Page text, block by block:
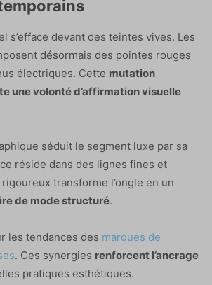
s’efface devant des teintes vives. Les
désormais des pointes rouges
électriques. Cette mutation
une volonté d’affirmation visuelle
séduit le segment luxe par sa
réside dans des lignes fines et
transforme l’ongle en un
de mode structuré.
les tendances des marques de
. Ces synergies renforcent l’ancrage
pratiques esthétiques.